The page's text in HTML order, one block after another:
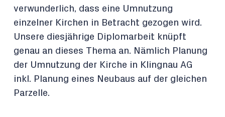
verwunderlich, dass eine Umnutzung
einzelner Kirchen in Betracht gezogen wird.
Unsere diesjährige Diplomarbeit knüpft
genau an dieses Thema an. Nämlich Planung
der Umnutzung der Kirche in Klingnau AG
inkl. Planung eines Neubaus auf der gleichen
Parzelle.